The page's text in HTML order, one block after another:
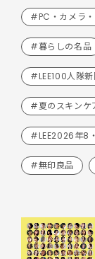
#PC・カメラ
#暮らしの名品
#LEE100人隊
#夏のスキンケ
#LEE2026年8
#無印良品